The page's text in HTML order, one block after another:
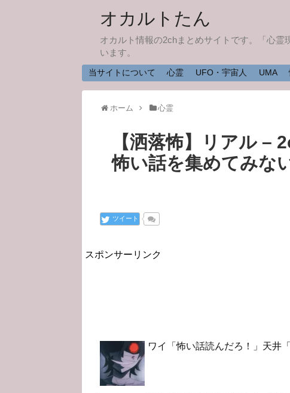
オカルトたん
オカルト情報の2chまとめサイトです。「心
います。
当サイトについて 心霊 UFO・宇宙人 UMA
ホーム 心霊
【洒落怖】リアル –
怖い話を集めてみな
ツイート
スポンサーリンク
ワイ「怖い話読んだろ！」天井